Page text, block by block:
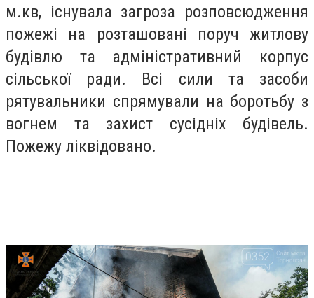
м.кв, існувала загроза розповсюдження
пожежі на розташовані поруч житлову
будівлю та адміністративний корпус
сільської ради. Всі сили та засоби
рятувальники спрямували на боротьбу з
вогнем та захист сусідніх будівель.
Пожежу ліквідовано.